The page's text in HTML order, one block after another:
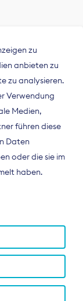
zu
anbieten zu
zu analysieren.
Verwendung
Medien,
führen diese
Daten
oder die sie im
haben.